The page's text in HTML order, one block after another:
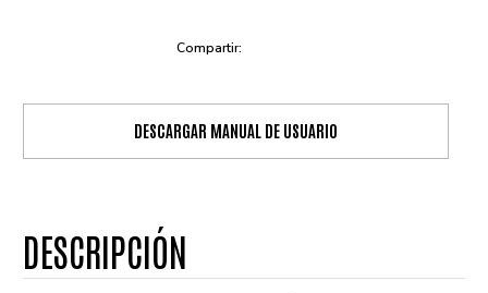
DESCARGAR MANUAL DE USUARIO